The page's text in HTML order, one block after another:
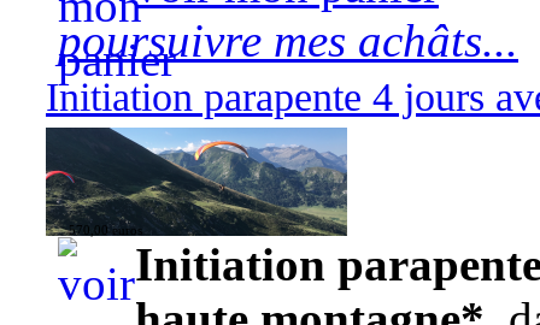
poursuivre mes achâts...
Initiation parapente 4 jours
570,00 euros
Initiation